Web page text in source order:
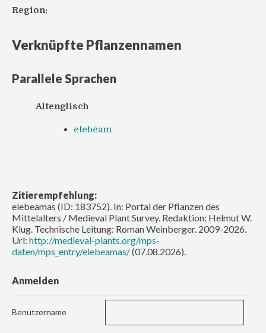
Region:
Verknüpfte Pflanzennamen
Parallele Sprachen
Altenglisch
elebēam
Zitierempfehlung:
elebeamas (ID: 183752). In: Portal der Pflanzen des
Mittelalters / Medieval Plant Survey. Redaktion: Helmut W.
Klug. Technische Leitung: Roman Weinberger. 2009-2026.
Url: http://medieval-plants.org/mps-
daten/mps_entry/elebeamas/(07.08.2026).
Anmelden
Benutzername